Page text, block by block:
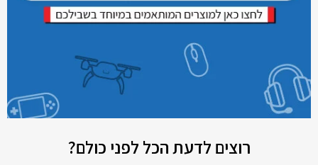
רוצים לדעת הכל לפני כולם?